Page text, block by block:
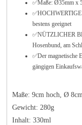
✅Maße: Ø35mm x
bestens geeignet
✅NÜTZLICHER
Hosenbund, am
✅Der magnetische
gängigen
Maße: 9cm hoch, Ø
Gewicht: 280g
Inhalt: 330ml